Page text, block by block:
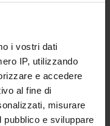
i vostri dati
IP, utilizzando
e accedere
al fine di
misurare
pubblico e sviluppare